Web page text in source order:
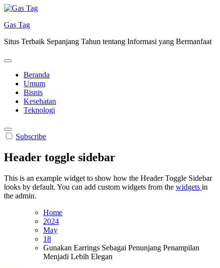
Skip
content
Gas Tag
Situs Terbaik Sepanjang Tahun tentang Informasi yang Bermanfaat
Beranda
Umum
Bisnis
Kesehatan
Teknologi
Subscribe
Header toggle sidebar
This is an example widget to show how the Header Toggle Sidebar
looks by default. You can add custom widgets from the widgets in
the admin.
Home
2024
May
18
Gunakan Earrings Sebagai Penunjang Penampilan
Menjadi Lebih Elegan